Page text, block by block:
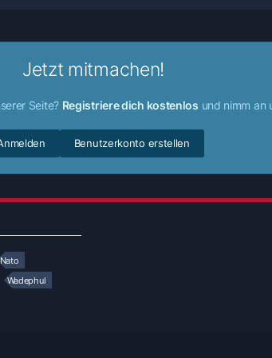
Jetzt mitmachen!
Seite? Registriere dich kostenlos und nimm an
Benutzerkonto erstellen
Nato
Wadephul